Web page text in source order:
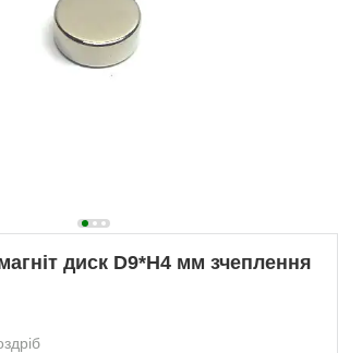
диск D9*H4 мм зчеплення